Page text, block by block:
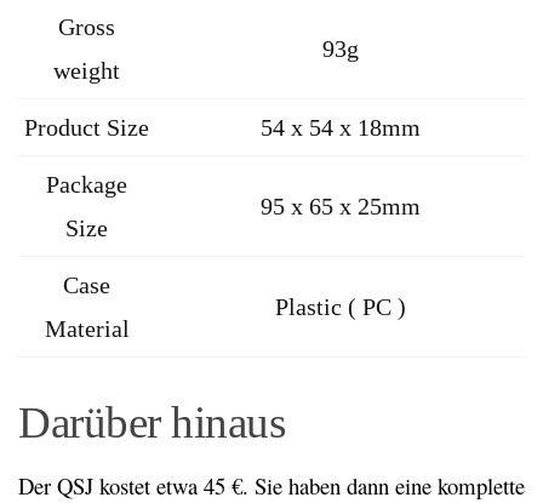
Gross
weight
93g
Product Size 54 x 54 x 18mm
Package
Size
95 x 65 x 25mm
Case
Material
Plastic ( PC )
Darüber hinaus
Der QSJ kostet etwa 45 €. Sie haben dann eine komplette